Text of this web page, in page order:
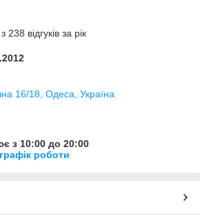
відгуків за рік
16/18, Одеса, Україна
з 10:00 до 20:00
роботи